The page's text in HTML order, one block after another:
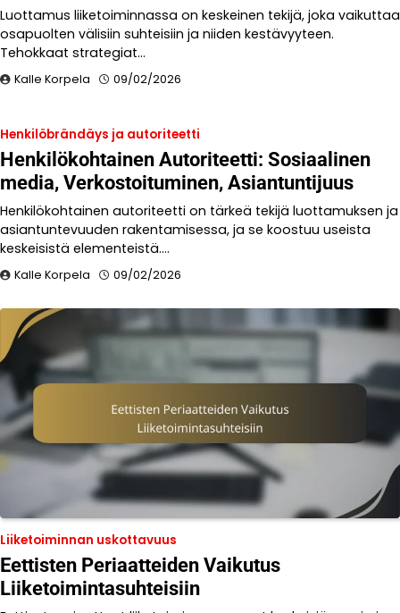
Luottamus liiketoiminnassa on keskeinen tekijä, joka vaikuttaa
osapuolten välisiin suhteisiin ja niiden kestävyyteen.
Tehokkaat strategiat…
Kalle Korpela 09/02/2026
Henkilöbrändäys ja autoriteetti
Henkilökohtainen Autoriteetti: Sosiaalinen
media, Verkostoituminen, Asiantuntijuus
Henkilökohtainen autoriteetti on tärkeä tekijä luottamuksen ja
asiantuntevuuden rakentamisessa, ja se koostuu useista
keskeisistä elementeistä.…
Kalle Korpela 09/02/2026
Liiketoiminnan uskottavuus
Eettisten Periaatteiden Vaikutus
Liiketoimintasuhteisiin